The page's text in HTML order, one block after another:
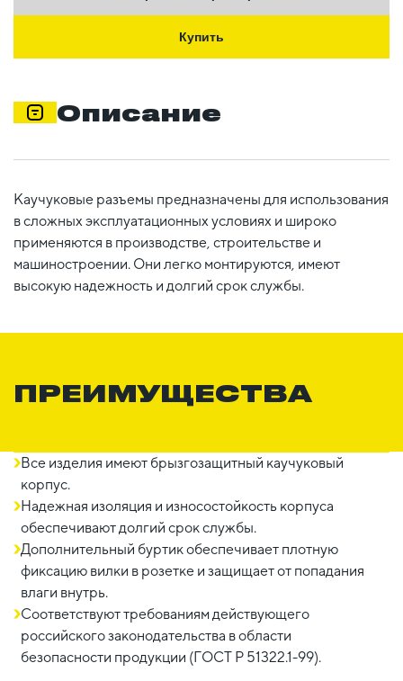
Купить
Описание
Каучуковые разъемы предназначены для использования
в сложных эксплуатационных условиях и широко
применяются в производстве, строительстве и
машиностроении. Они легко монтируются, имеют
высокую надежность и долгий срок службы.
ПРЕИМУЩЕСТВА
Все изделия имеют брызгозащитный каучуковый
корпус.
Надежная изоляция и износостойкость корпуса
обеспечивают долгий срок службы.
Дополнительный буртик обеспечивает плотную
фиксацию вилки в розетке и защищает от попадания
влаги внутрь.
Соответствуют требованиям действующего
российского законодательства в области
безопасности продукции (ГОСТ Р 51322.1-99).